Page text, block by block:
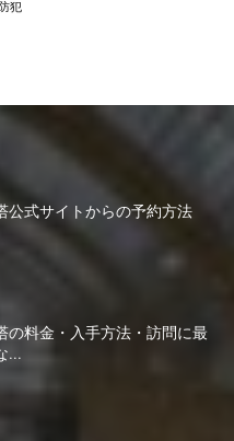
犯
公式サイトからの予約方法
の料金・入手方法・訪問に最
...